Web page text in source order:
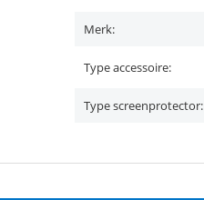
Merk:
Type accessoire:
Type screenprotector: